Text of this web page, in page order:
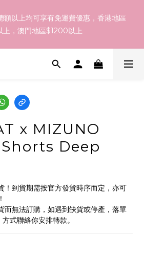
品牌最終發貨日子及出貨速度而定。
額以上均可享有免運費優惠，香港地區
，澳門地區$1200以上
- 18/Aug 期間訂貨，預計於 26/Aug 到
x MIZUNO
Deep
！到貨期需按官方發貨時序而定，亦可
而無法訂購，如遇到缺貨或停產，落單
式聯絡你安排轉款。